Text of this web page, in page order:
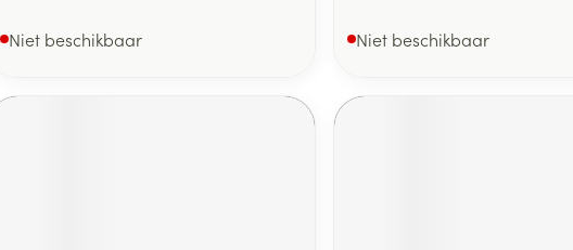
Niet beschikbaar Niet beschikbaar